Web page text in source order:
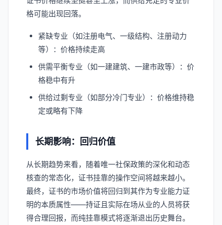
格可能出现回落。
紧缺专业（如注册电气、一级结构、注册动力
等）：价格持续走高
供需平衡专业（如一建建筑、一建市政等）：价
格稳中有升
供给过剩专业（如部分冷门专业）：价格维持稳
定或略有下降
长期影响：回归价值
从长期趋势来看，随着唯一社保政策的深化和动态
核查的常态化，证书挂靠的操作空间将越来越小。
最终，证书的市场价值将回归到其作为专业能力证
明的本质属性——持证且实际在场从业的人员将获
得合理回报，而纯挂靠模式将逐渐退出历史舞台。